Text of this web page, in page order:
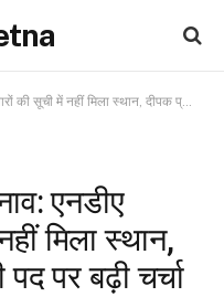
मिला स्थान, दीपक प्रकाश के मंत्री पद पर बढ़ी चर्चा
एनडीए
मिला स्थान,
पर बढ़ी चर्चा